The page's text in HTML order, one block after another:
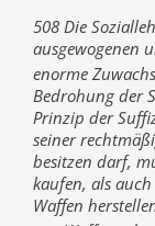
508 Die
ausgewogenen
enorme
Bedrohung der
Prinzip der
seiner
besitzen darf,
kaufen, als
Waffen